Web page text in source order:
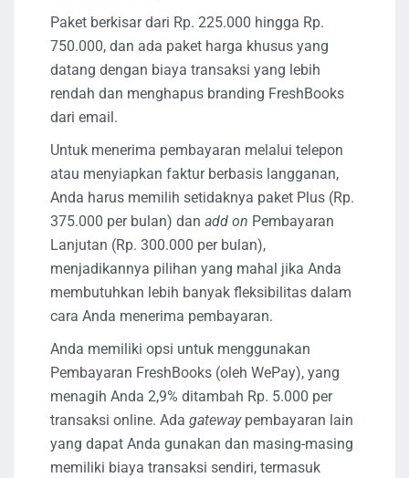
Paket berkisar dari Rp. 225.000 hingga Rp.
750.000, dan ada paket harga khusus yang
datang dengan biaya transaksi yang lebih
rendah dan menghapus branding FreshBooks
dari email.
Untuk menerima pembayaran melalui telepon
atau menyiapkan faktur berbasis langganan,
Anda harus memilih setidaknya paket Plus (Rp.
375.000 per bulan) dan add on Pembayaran
Lanjutan (Rp. 300.000 per bulan),
menjadikannya pilihan yang mahal jika Anda
membutuhkan lebih banyak fleksibilitas dalam
cara Anda menerima pembayaran.
Anda memiliki opsi untuk menggunakan
Pembayaran FreshBooks (oleh WePay), yang
menagih Anda 2,9% ditambah Rp. 5.000 per
transaksi online. Ada gateway pembayaran lain
yang dapat Anda gunakan dan masing-masing
memiliki biaya transaksi sendiri, termasuk